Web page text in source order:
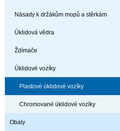
Násady k držákům mopů a stěrkám
Úklidová vědra
Ždímače
Úklidové vozíky
Plastové úklidové vozíky
Chromované úklidové vozíky
Obaly